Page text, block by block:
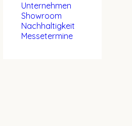
Unternehmen
Showroom
Nachhaltigkeit
Messetermine